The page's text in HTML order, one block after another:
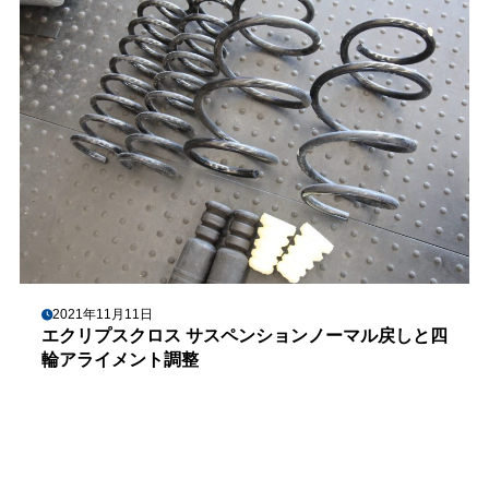
2021年11月11日
エクリプスクロス サスペンションノーマル戻しと四
輪アライメント調整